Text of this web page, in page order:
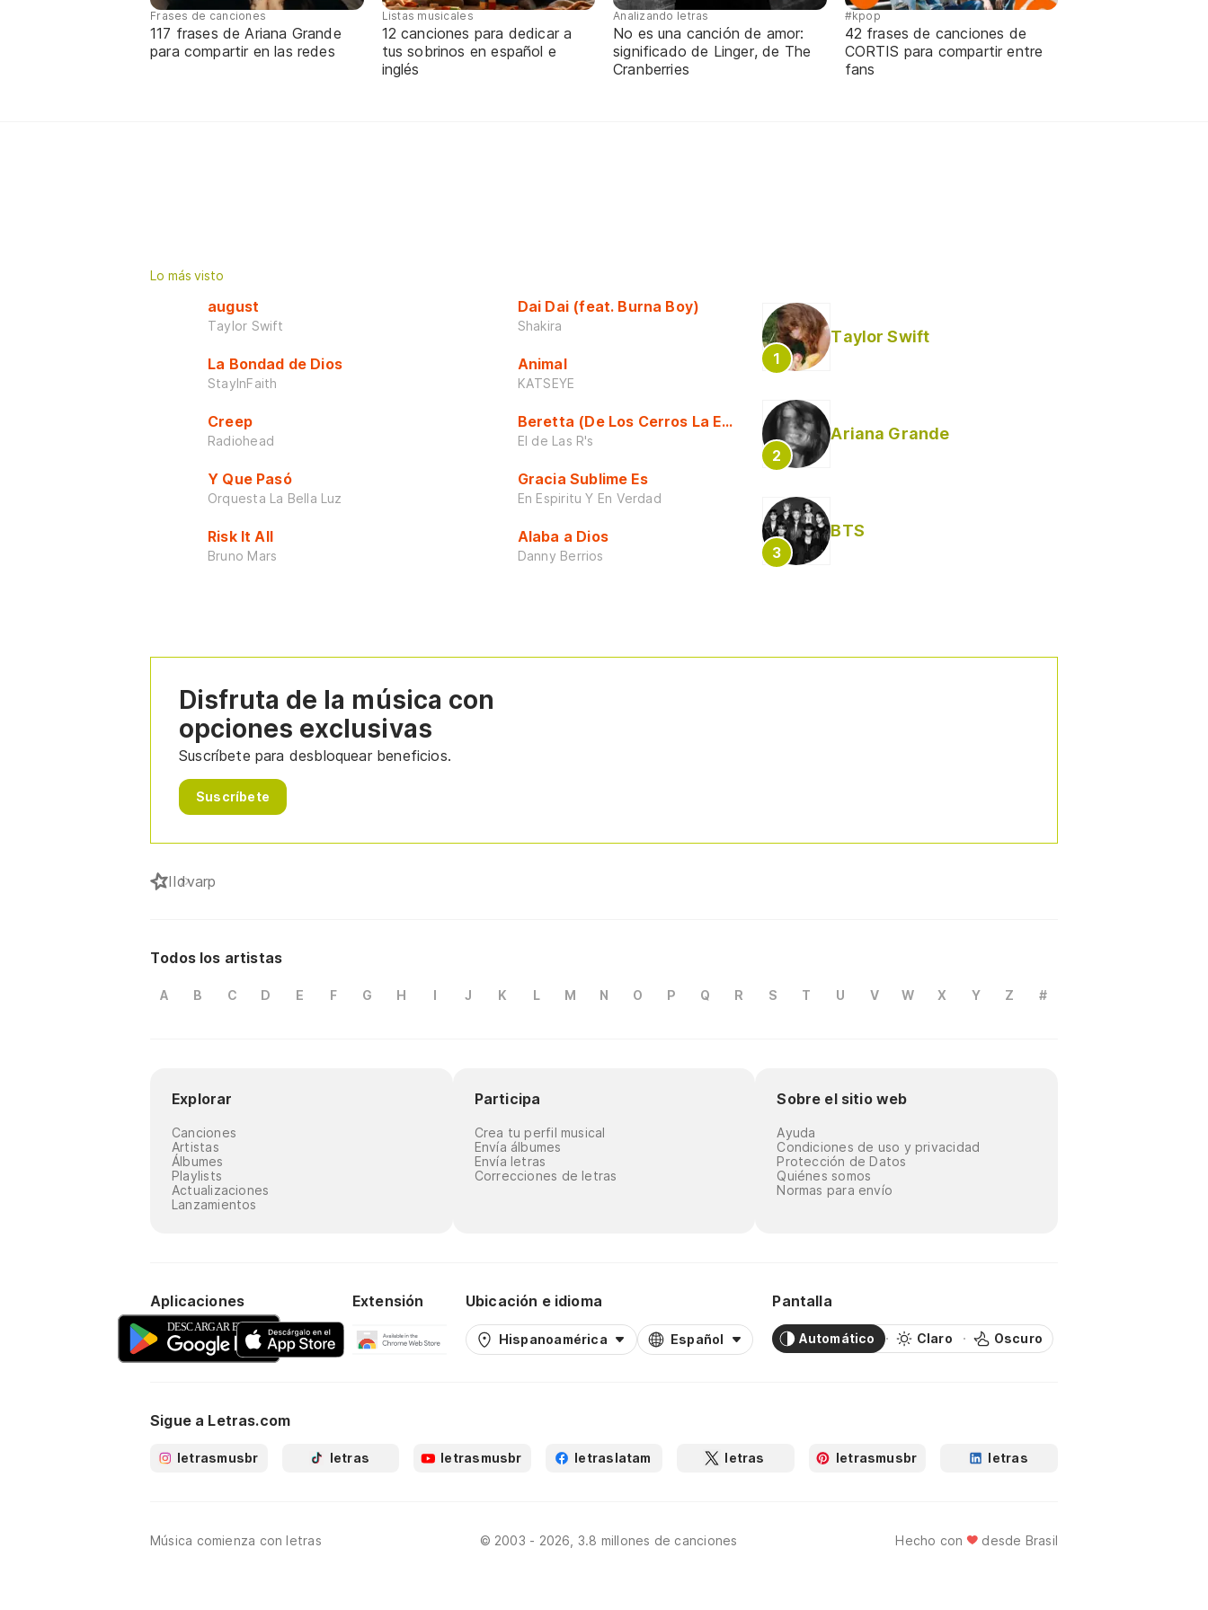
Frases de canciones
117 frases de Ariana Grande
para compartir en las redes
Listas musicales
12 canciones para dedicar a
tus sobrinos en español e
inglés
Analizando letras
No es una canción de amor:
significado de Linger, de The
Cranberries
#kpop
42 frases de canciones de
CORTIS para compartir entre
fans
Lo más visto
august
Taylor Swift
La Bondad de Dios
StayInFaith
Creep
Radiohead
Y Que Pasó
Orquesta La Bella Luz
Risk It All
Bruno Mars
Dai Dai (feat. Burna Boy)
Shakira
Animal
KATSEYE
Beretta (De Los Cerros La Escuela)
El de Las R's
Gracia Sublime Es
En Espiritu Y En Verdad
Alaba a Dios
Danny Berrios
Taylor Swift
Ariana Grande
BTS
Disfruta de la música con
opciones exclusivas
Suscríbete para desbloquear beneficios.
Suscríbete
IIdvarp
Todos los artistas
A B C D E F G H I J K L M N O P Q R S T U V W X Y Z #
Explorar
Canciones
Artistas
Álbumes
Playlists
Actualizaciones
Lanzamientos
Participa
Crea tu perfil musical
Envía álbumes
Envía letras
Correcciones de letras
Sobre el sitio web
Ayuda
Condiciones de uso y privacidad
Protección de Datos
Quiénes somos
Normas para envío
Aplicaciones Extensión Ubicación e idioma
Hispanoamérica Español
Pantalla
Automático Claro Oscuro
Sigue a Letras.com
letrasmusbr letras letrasmusbr letraslatam letras letrasmusbr letras
Música comienza con letras © 2003 - 2026, 3.8 millones de canciones Hecho con desde Brasil